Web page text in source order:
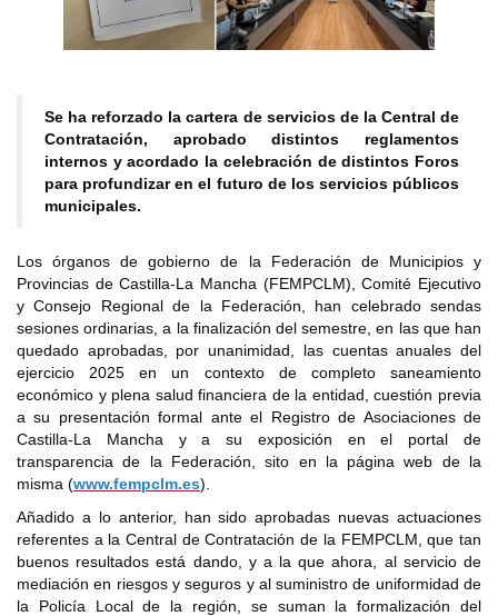
Se ha reforzado la cartera de servicios de la Central de
Contratación, aprobado distintos reglamentos
internos y acordado la celebración de distintos Foros
para profundizar en el futuro de los servicios públicos
municipales.
Los órganos de gobierno de la Federación de Municipios y
Provincias de Castilla-La Mancha (FEMPCLM), Comité Ejecutivo
y Consejo Regional de la Federación, han celebrado sendas
sesiones ordinarias, a la finalización del semestre, en las que han
quedado aprobadas, por unanimidad, las cuentas anuales del
ejercicio 2025 en un contexto de completo saneamiento
económico y plena salud financiera de la entidad, cuestión previa
a su presentación formal ante el Registro de Asociaciones de
Castilla-La Mancha y a su exposición en el portal de
transparencia de la Federación, sito en la página web de la
misma (www.fempclm.es).
Añadido a lo anterior, han sido aprobadas nuevas actuaciones
referentes a la Central de Contratación de la FEMPCLM, que tan
buenos resultados está dando, y a la que ahora, al servicio de
mediación en riesgos y seguros y al suministro de uniformidad de
la Policía Local de la región, se suman la formalización del